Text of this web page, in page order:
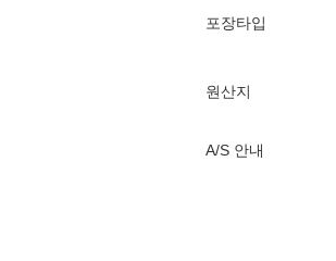
포장타입
원산지
A/S 안내